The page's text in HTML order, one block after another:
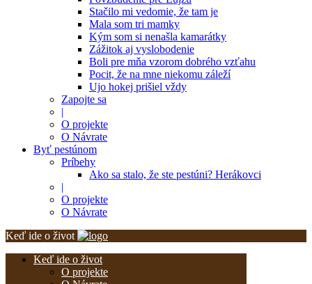
Stačilo mi vedomie, že tam je
Mala som tri mamky
Kým som si nenašla kamarátky
Zážitok aj vyslobodenie
Boli pre mňa vzorom dobrého vzťahu
Pocit, že na mne niekomu záleží
Ujo hokej prišiel vždy
Zapojte sa
|
O projekte
O Návrate
Byť pestúnom
Príbehy
Ako sa stalo, že ste pestúni? Herákovci
|
O projekte
O Návrate
Keď ide o život
Keď ide o život
O projekte